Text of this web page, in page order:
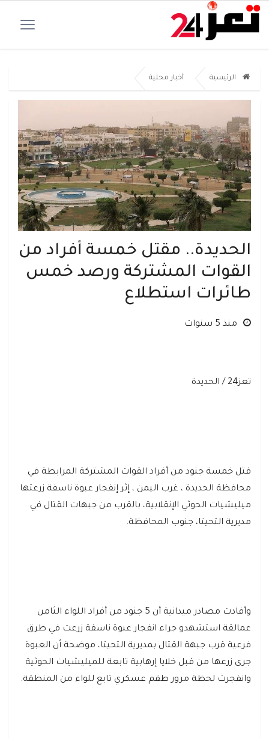
الرئيسية أخبار محلية
الحديدة.. مقتل خمسة أفراد من
القوات المشتركة ورصد خمس
طائرات استطلاع
منذ 5 سنوات
تعز24 / الحديدة
قتل خمسة جنود من أفراد القوات المشتركة المرابطة في
محافظة الحديدة ، غرب اليمن ، إثر إنفجار عبوة ناسفة زرعتها
ميليشيات الحوثي الإنقلابية، بالقرب من جبهات القتال في
مديرية التحيتا، جنوب المحافظة.
وأفادت مصادر ميدانية أن 5 جنود من أفراد اللواء الثامن
عمالقة استشهدو جراء انفجار عبوة ناسفة زرعت في طرق
فرعية قرب جبهة القتال بمديرية التحيتا، موضحة أن العبوة
جرى زرعها من قبل خلايا إرهابية تابعة للميليشيات الحوثية
وانفجرت لحظة مرور طقم عسكري تابع للواء من المنطقة.